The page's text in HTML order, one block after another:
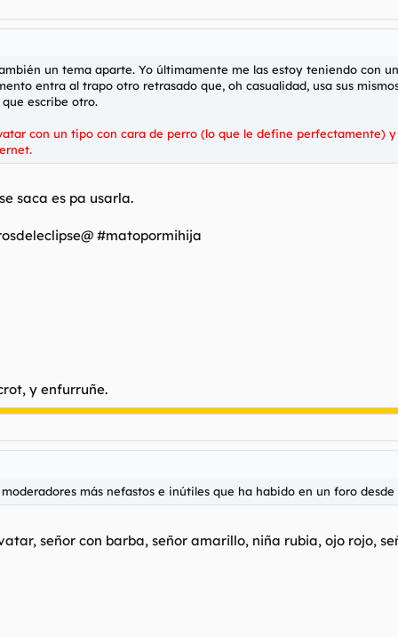
un tema aparte. Yo últimamente me las estoy teniendo con
entra al trapo otro retrasado que, oh casualidad, usa sus
escribe otro.
con un tipo con cara de perro (lo que le define
saca es pa usarla.
#matopormihija
y enfurruñe.
más nefastos e inútiles que ha habido en un foro
señor con barba, señor amarillo, niña rubia, ojo rojo,